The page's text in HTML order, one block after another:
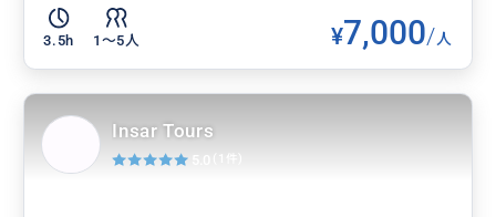
3.5h 1〜5人 ¥7,000/人
Insar Tours
5.0 (1件)